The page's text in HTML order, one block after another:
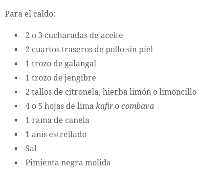
Para el caldo:
2 o 3 cucharadas de aceite
2 cuartos traseros de pollo sin piel
1 trozo de galangal
1 trozo de jengibre
2 tallos de citronela, hierba limón o limoncillo
4 o 5 hojas de lima kafiro combava
1 rama de canela
1 anís estrellado
Sal
Pimienta negra molida